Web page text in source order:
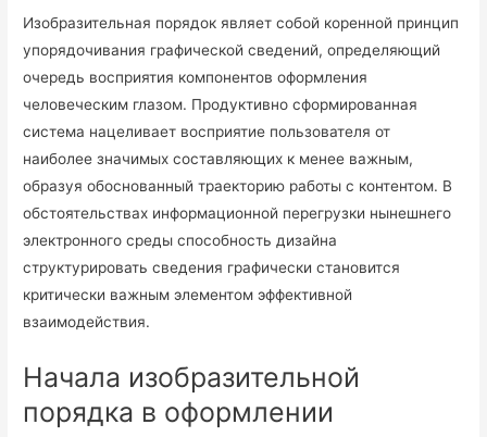
Изобразительная порядок являет собой коренной принцип
упорядочивания графической сведений, определяющий
очередь восприятия компонентов оформления
человеческим глазом. Продуктивно сформированная
система нацеливает восприятие пользователя от
наиболее значимых составляющих к менее важным,
образуя обоснованный траекторию работы с контентом. В
обстоятельствах информационной перегрузки нынешнего
электронного среды способность дизайна
структурировать сведения графически становится
критически важным элементом эффективной
взаимодействия.
Начала изобразительной
порядка в оформлении